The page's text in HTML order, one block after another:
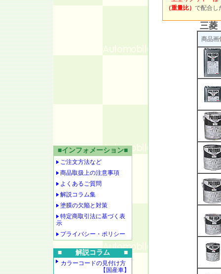
（重量比） で配合し
三菱
商品画
■インフォメーション■
ご注文方法など
商品取扱上の注意事項
よくあるご質問
解説コラム集
塗膜の欠陥と対策
特定商取引法に基づく表
示
プライバシー・ポリシー
■ 解説コラム ■
カラーコードの見付け方
【国産車】